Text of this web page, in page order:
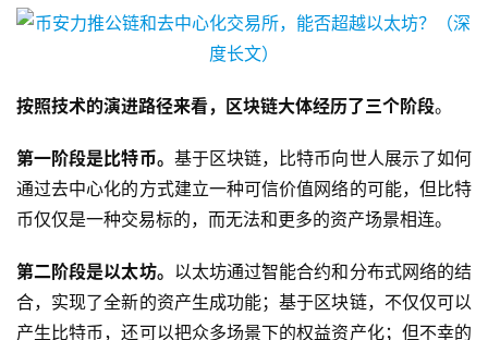
按照技术的演进路径来看，区块链大体经历了三个阶段。
第一阶段是比特币。 基于区块链，比特币向世人展示了如何
通过去中心化的方式建立一种可信价值网络的可能，但比特
币仅仅是一种交易标的，而无法和更多的资产场景相连。
第二阶段是以太坊。 以太坊通过智能合约和分布式网络的结
合，实现了全新的资产生成功能；基于区块链，不仅仅可以
产生比特币，还可以把众多场景下的权益资产化；但不幸的